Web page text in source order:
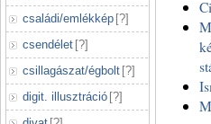
családi/emlékkép [?]
csendélet [?]
csillagászat/égbolt [?]
digit. illusztráció [?]